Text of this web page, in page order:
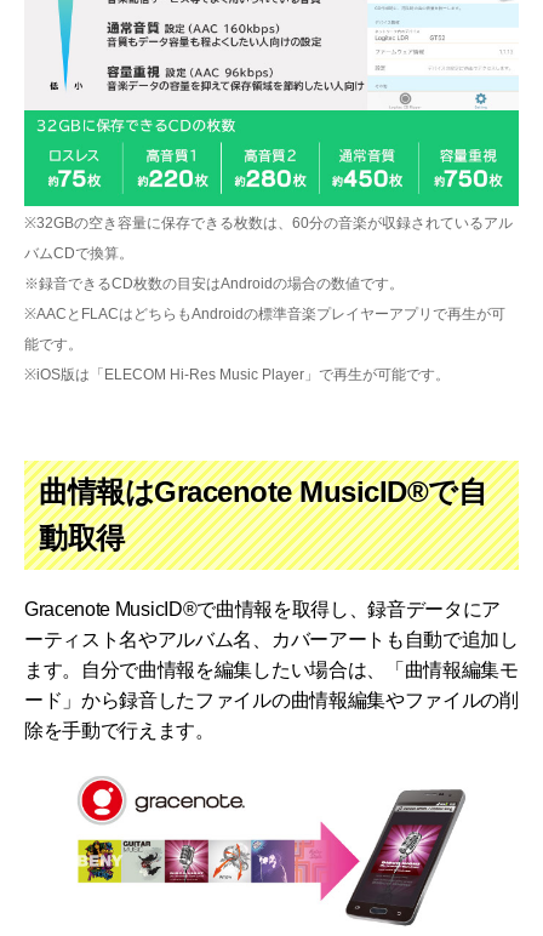
※32GBの空き容量に保存できる枚数は、60分の音楽が収録されているアル
バムCDで換算。
※録音できるCD枚数の目安はAndroidの場合の数値です。
※AACとFLACはどちらもAndroidの標準音楽プレイヤーアプリで再生が可
能です。
※iOS版は「ELECOM Hi-Res Music Player」で再生が可能です。
曲情報はGracenote MusicID®で自
動取得
Gracenote MusicID®で曲情報を取得し、録音データにア
ーティスト名やアルバム名、カバーアートも自動で追加し
ます。自分で曲情報を編集したい場合は、「曲情報編集モ
ード」から録音したファイルの曲情報編集やファイルの削
除を手動で行えます。